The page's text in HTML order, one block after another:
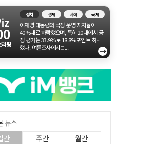
리핑
정치 경제 사회 국제
이재명 대통령의 국정 운영 지지율이
40%대로 하락했으며, 특히 20대에서 긍
정 평가는 33.9%로 18.8%포인트 하락
했다. 여론조사에서는...
→
뉴스
간 주간 월간